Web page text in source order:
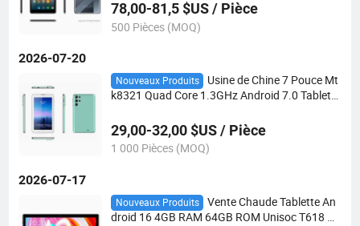
78,00-81,5 $US / Pièce
500 Pièces (MOQ)
2026-07-20
Nouveaux Produits
Usine de Chine 7 Pouce Mt
k8321 Quad Core 1.3GHz Android 7.0 Tablette
oid Éducatives pour Enfants
29,00-32,00 $US / Pièce
1 000 Pièces (MOQ)
2026-07-17
Nouveaux Produits
Vente Chaude Tablette An
droid 16 4GB RAM 64GB ROM Unisoc T618 Oc